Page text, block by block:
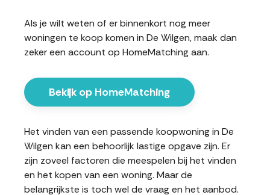
Als je wilt weten of er binnenkort nog meer
woningen te koop komen in De Wilgen, maak dan
zeker een account op HomeMatching aan.
Bekijk op HomeMatching
Het vinden van een passende koopwoning in De
Wilgen kan een behoorlijk lastige opgave zijn. Er
zijn zoveel factoren die meespelen bij het vinden
en het kopen van een woning. Maar de
belangrijkste is toch wel de vraag en het aanbod.